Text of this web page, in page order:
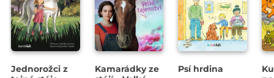
Jednorožci z
Kamarádky ze
Psí hrdina